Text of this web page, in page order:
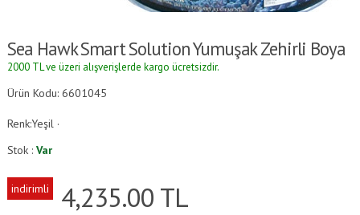
Sea Hawk Smart Solution Yumuşak Zehirli Boya
2000 TL ve üzeri alışverişlerde kargo ücretsizdir.
Ürün Kodu: 6601045
Renk:Yeşil ·
Stok :Var
indirimli 4,235.00 TL